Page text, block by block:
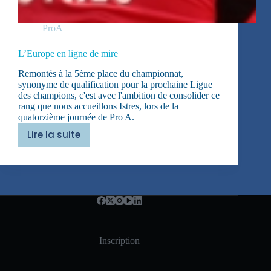
ProA
L’Europe en ligne de mire
Remontés à la 5ème place du championnat,
synonyme de qualification pour la prochaine Ligue
des champions, c'est avec l'ambition de consolider ce
rang que nous accueillons Istres, lors de la
quatorzième journée de Pro A.
Lire la suite
L’Europe
ligne
mire
Inscription